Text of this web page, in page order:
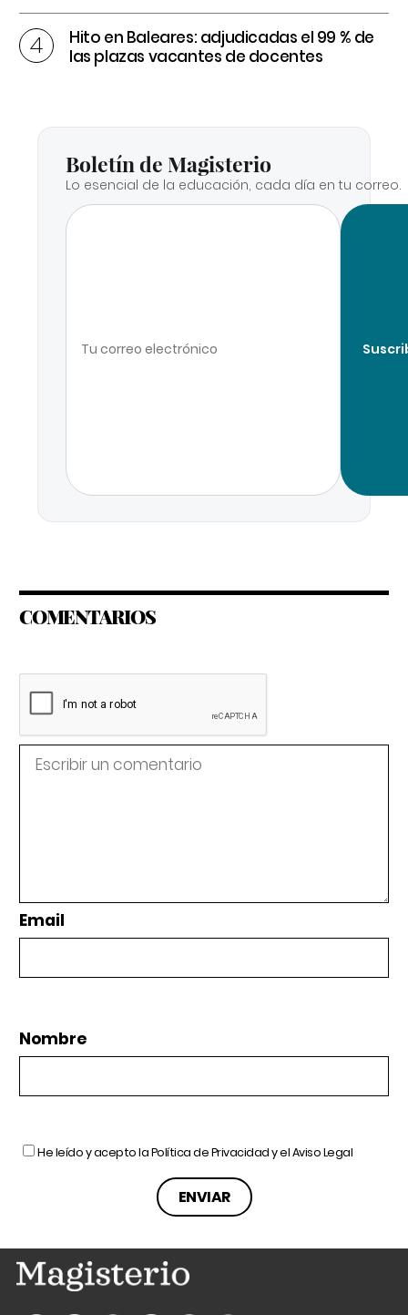
Hito en Baleares: adjudicadas el 99 % de
las plazas vacantes de docentes
Boletín de Magisterio
Lo esencial de la educación, cada día en tu correo.
COMENTARIOS
Email
Nombre
He leído y acepto laPolítica de Privacidady elAviso Legal